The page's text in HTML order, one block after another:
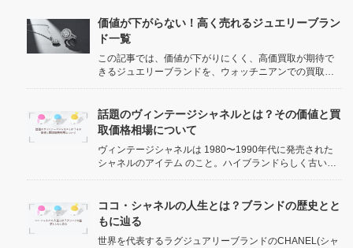
る「資産」 としての一面も持っています。 /* 前回のブラ
ン...
価値が下がらない！高く売れるジュエリーブラン
ド一覧
この記事では、価値が下がりにくく、高価買取が期待で
きるジュエリーブランドを、ウォッチニアンでの買取実
本スタイル */ body { font-family: sa...
話題のヴィンテージシャネルとは？その価値と買
取価格相場について
ヴィンテージシャネルは 1980〜1990年代に発売された
シャネルのアイテム のこと。ハイブランドらしく古い商
価格相場や高く売るポイントなどを買取専門店が解説い
ココ・シャネルの人生とは？ブランドの歴史とと
もに辿る
世界を代表するラグジュアリーブランドのCHANEL(シャ